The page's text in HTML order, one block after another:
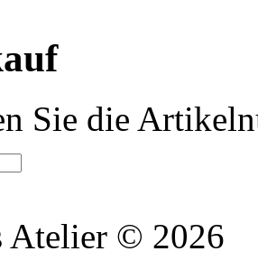
Sie die
Atelier © 2026